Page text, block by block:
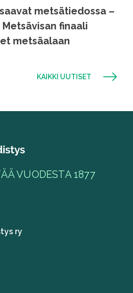
metsätiedossa –
finaali
metsäalaan
KAIKKI UUTISET
VUODESTA 1877
ry